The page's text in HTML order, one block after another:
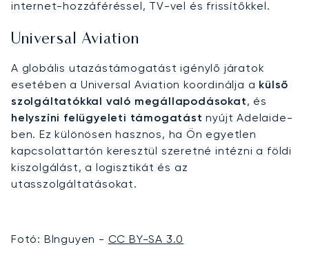
internet-hozzáféréssel, TV-vel és frissítőkkel.
Universal Aviation
A globális utazástámogatást igénylő járatok
esetében a Universal Aviation koordinálja a külső
szolgáltatókkal való megállapodásokat, és
helyszíni felügyeleti támogatást nyújt Adelaide-
ben. Ez különösen hasznos, ha Ön egyetlen
kapcsolattartón keresztül szeretné intézni a földi
kiszolgálást, a logisztikát és az
utasszolgáltatásokat.
Fotó: Blnguyen - CC BY-SA 3.0